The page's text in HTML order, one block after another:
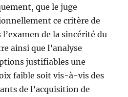
que le juge
ce critère de
l’examen de la sincérité du
ainsi que l’analyse
justifiables une
faible soit vis-à-vis des
de l’acquisition de